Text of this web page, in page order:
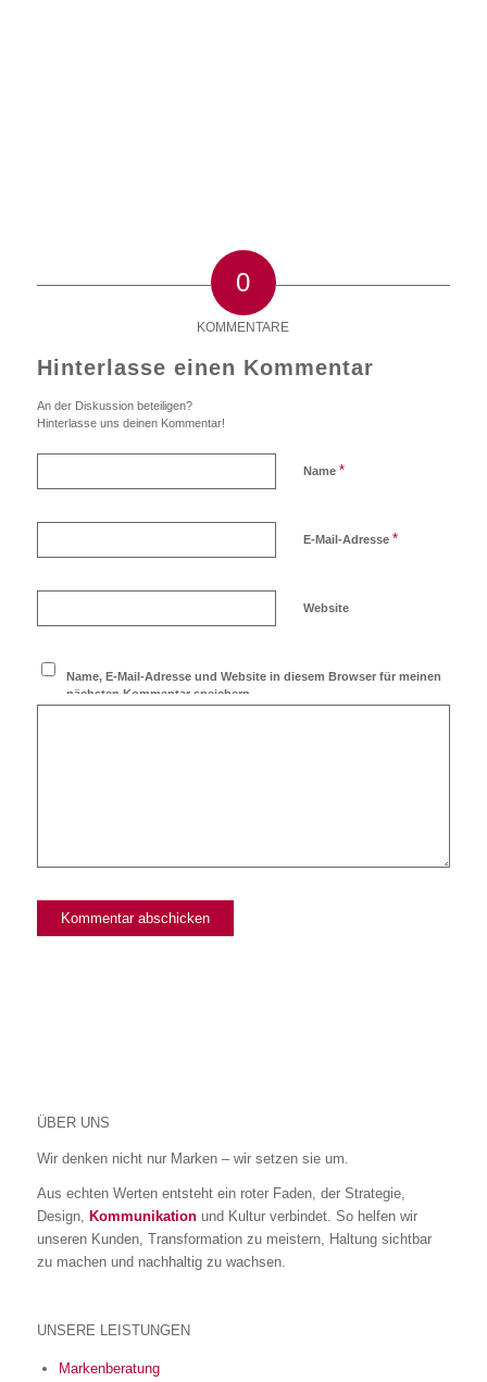
0
KOMMENTARE
Hinterlasse einen Kommentar
An der Diskussion beteiligen?
Hinterlasse uns deinen Kommentar!
Name *
E-Mail-Adresse *
Website
Name, E-Mail-Adresse und Website in diesem Browser für meinen
nächsten Kommentar speichern.
ÜBER UNS
Wir denken nicht nur Marken – wir setzen sie um.
Aus echten Werten entsteht ein roter Faden, der Strategie,
Design, Kommunikationund Kultur verbindet. So helfen wir
unseren Kunden, Transformation zu meistern, Haltung sichtbar
zu machen und nachhaltig zu wachsen.
UNSERE LEISTUNGEN
Markenberatung